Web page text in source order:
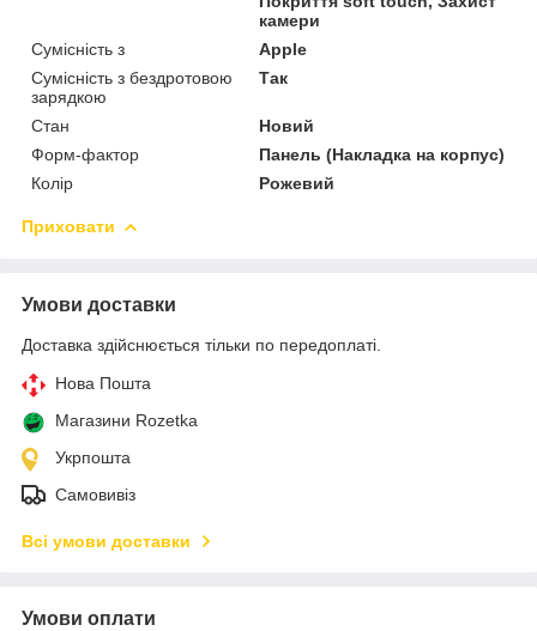
камери
Сумісність з
Apple
Сумісність з бездротовою
зарядкою
Так
Стан
Новий
Форм-фактор
Панель (Накладка на корпус)
Колір
Рожевий
Приховати
Умови доставки
Доставка здійснюється тільки по передоплаті.
Нова Пошта
Магазини Rozetka
Укрпошта
Самовивіз
Всі умови доставки
Умови оплати